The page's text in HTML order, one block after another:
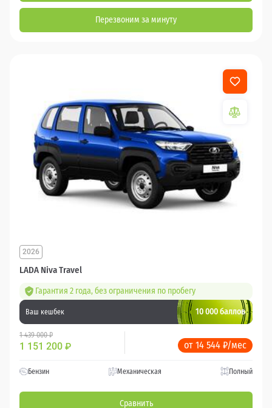
Перезвоним за минуту
LADA Niva Travel
2026
Гарантия 2 года, без ограничения по пробегу
Ваш кешбек 10 000 баллов
1 439 000 ₽
1 151 200 ₽ от 14 544 ₽/мес
Бензин Механическая Полный
Сравнить